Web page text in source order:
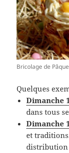
Bricolage de
Quelques
Dimanche
dans tous
Dimanche
et